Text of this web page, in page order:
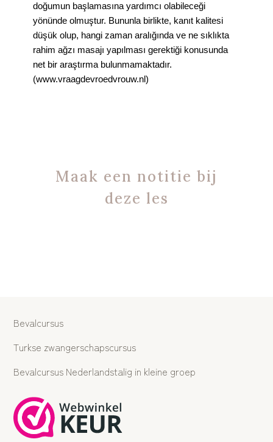
doğumun başlamasına yardımcı olabileceği
yönünde olmuştur. Bununla birlikte, kanıt kalitesi
düşük olup, hangi zaman aralığında ve ne sıklıkta
rahim ağzı masajı yapılması gerektiği konusunda
net bir araştırma bulunmamaktadır.
(www.vraagdevroedvrouw.nl)
Maak een notitie bij
deze les
Bevalcursus
Turkse zwangerschapscursus
Bevalcursus Nederlandstalig in kleine groep